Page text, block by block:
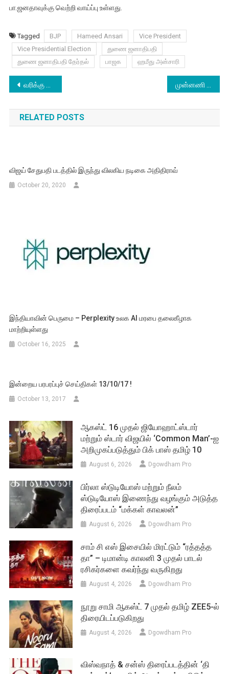
பா.ஜனதாவுக்கு வெற்றி வாய்ப்பு உள்ளது.
Tagged BJP Hameed Ansari
Vice President
Vice Presidential Election
துணை ஜனாதிபதி
துணை ஜனாதிபதி தேர்தல்
பாஜக ஹமீது அன்சாரி
Post
navigation
வரிக்கு வரி சாத்தியமில்லை : விக்ரமன் முன்னணி நடிகர்களுடன் தான் நடிப்பேன்
RELATED POSTS
விஜய் சேதுபதி படத்தில் இருந்து விலகிய நடிகை அதிதிராவ்
October 20, 2020
இந்தியாவின் பெருமை – Perplexity உலக AI மரபை தலைகீழாக
மாற்றியுள்ளது
October 16, 2025
இன்றைய பரபரப்புச் செய்திகள் 13/10/17 !
October 13, 2017
ஆகஸ்ட் 16 முதல் ஜியோஹாட்ஸ்டார்
மற்றும் ஸ்டார் விஜயில் ‘Common Man’-ஐ
அறிமுகப்படுத்தும் பிக் பாஸ் தமிழ் 10
August 6, 2026 Dgowdham Pro
பிர்லா ஸ்டுடியோஸ் மற்றும் நீலம்
ஸ்டுடியோஸ் இணைந்து வழங்கும் அடுத்த
திரைப்படம் “மக்கள் காவலன்”
August 6, 2026 Dgowdham Pro
சாம் சி எஸ் இசையில் மிரட்டும் “ரத்தத்த
தா” – டிமான்டி காலனி 3 முதல் பாடல்
ரசிகர்களை கவர்ந்து வருகிறது
August 4, 2026 Dgowdham Pro
நூறு சாமி ஆகஸ்ட் 7 முதல் தமிழ் ZEE5-ல்
திரையிடப்படுகிறது
August 4, 2026 Dgowdham Pro
விஸ்வநாத் & சன்ஸ் திரைப்படத்தின் ‘தி